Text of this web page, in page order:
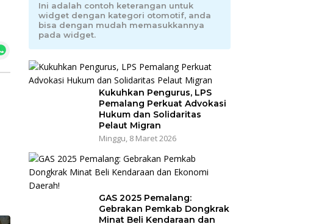
Ini adalah contoh keterangan untuk
widget dengan kategori otomotif, anda
bisa dengan mudah memasukkannya
pada widget.
Kukuhkan Pengurus, LPS
Pemalang Perkuat Advokasi
Hukum dan Solidaritas
Pelaut Migran
Minggu, 8 Maret 2026
GAS 2025 Pemalang:
Gebrakan Pemkab Dongkrak
Minat Beli Kendaraan dan